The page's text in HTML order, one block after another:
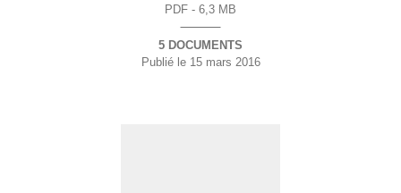
PDF - 6,3 MB
5 DOCUMENTS
Publié le15 mars 2016